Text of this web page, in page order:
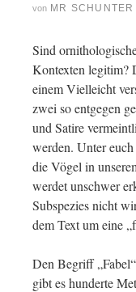
von MR SCHUNTER
Sind
Kontexten legitim?
einem Vielleicht
zwei so entgegen
und Satire
werden. Unter
die Vögel in
werdet unschwer
Subspezies nicht
dem Text um eine
Den Begriff
gibt es hunderte